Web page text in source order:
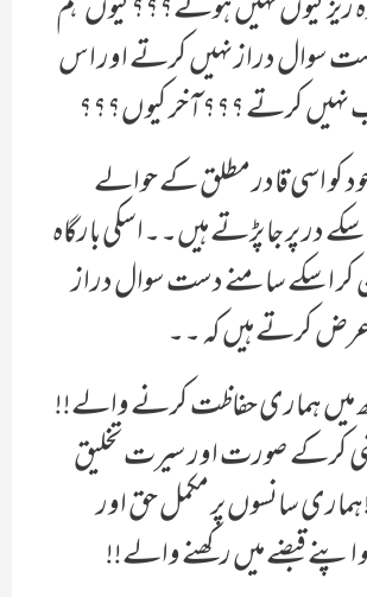
سوال دراز نہیں کرتے اور اس
کرتے ؟؟؟آخر کیوں؟؟؟
کو اسی قادر مطلق کے حوالے
در پر جا پڑتے ہیں۔۔اسکی بارگاہ
اسکے سامنے دست سوال دراز
کرتے ہیں کہ ۔۔
میں ہماری حفاظت کرنے والے!!
کرکے صورت اور سیرت تخلیق
سانسوں پر مکمل حق اور
اپنے قبضے میں رکھنے والے!!